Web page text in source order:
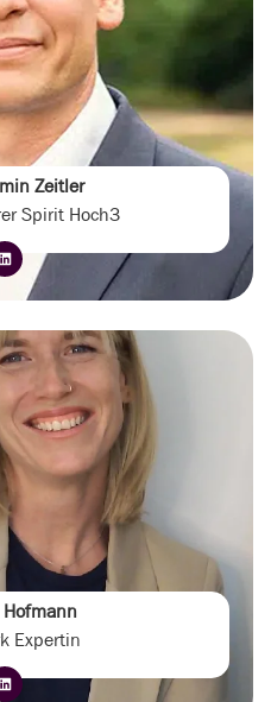
Zeitler
Spirit Hoch3
Expertin